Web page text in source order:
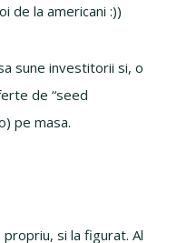
de la americani :))
sune investitorii si, o
de “seed
pe masa.
propriu, si la figurat. Al